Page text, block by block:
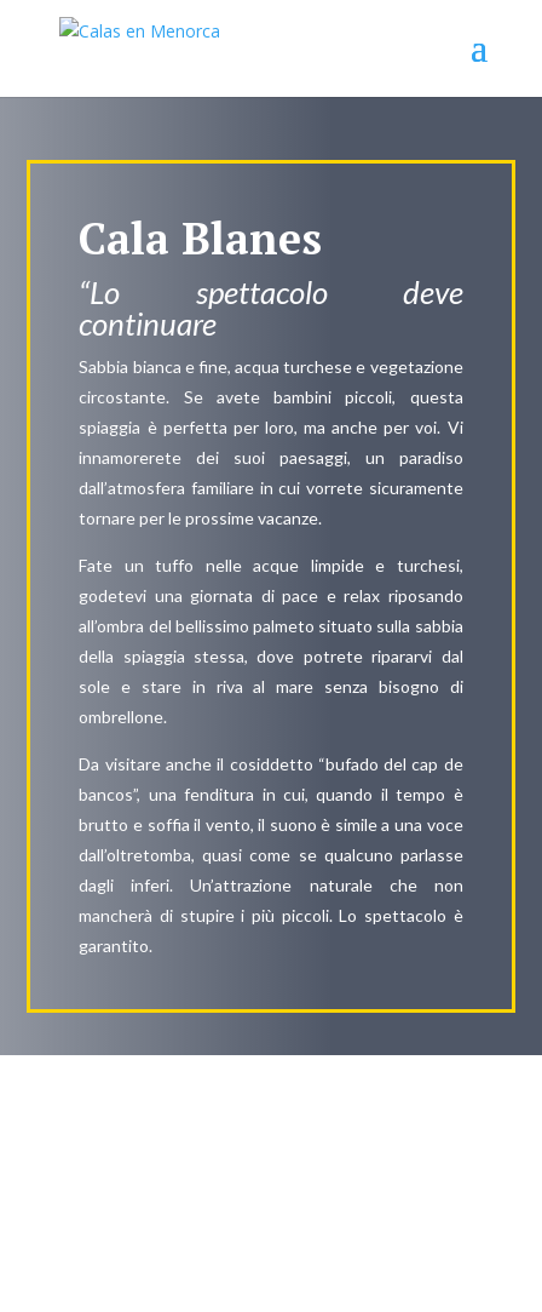
Cala Blanes
“Lo spettacolo deve
continuare
Sabbia bianca e fine, acqua turchese e vegetazione
circostante. Se avete bambini piccoli, questa
spiaggia è perfetta per loro, ma anche per voi. Vi
innamorerete dei suoi paesaggi, un paradiso
dall’atmosfera familiare in cui vorrete sicuramente
tornare per le prossime vacanze.
Fate un tuffo nelle acque limpide e turchesi,
godetevi una giornata di pace e relax riposando
all’ombra del bellissimo palmeto situato sulla sabbia
della spiaggia stessa, dove potrete ripararvi dal
sole e stare in riva al mare senza bisogno di
ombrellone.
Da visitare anche il cosiddetto “bufado del cap de
bancos”, una fenditura in cui, quando il tempo è
brutto e soffia il vento, il suono è simile a una voce
dall’oltretomba, quasi come se qualcuno parlasse
dagli inferi. Un’attrazione naturale che non
mancherà di stupire i più piccoli. Lo spettacolo è
garantito.